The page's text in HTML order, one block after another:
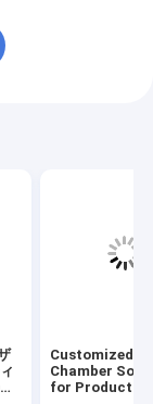
Customized
Chamber
for